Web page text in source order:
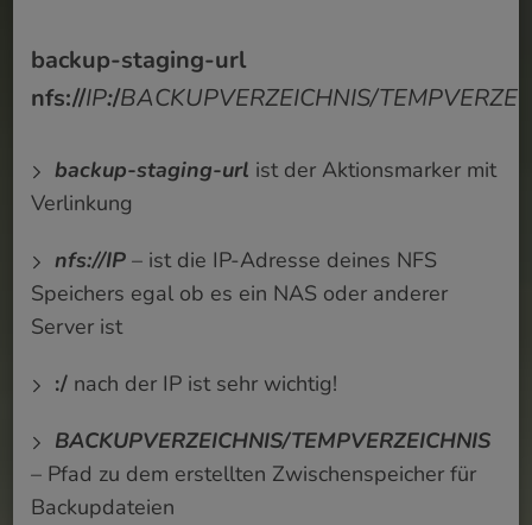
backup-staging-url
nfs://IP:/BACKUPVERZEICHNIS/
backup-staging-url ist der Aktionsmarker mit
Verlinkung
nfs://IP – ist die IP-Adresse deines NFS
Speichers egal ob es ein NAS oder anderer
Server ist
:/ nach der IP ist sehr wichtig!
BACKUPVERZEICHNIS/TEMPVERZEICHNIS
– Pfad zu dem erstellten Zwischenspeicher für
Backupdateien